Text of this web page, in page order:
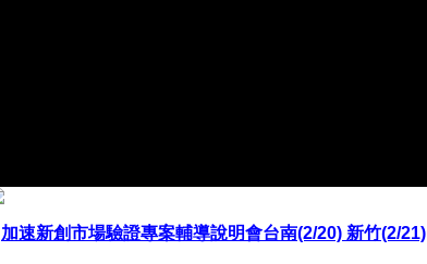
加速新創市場驗證專案輔導說明會台南(2/20) 新竹(2/21)